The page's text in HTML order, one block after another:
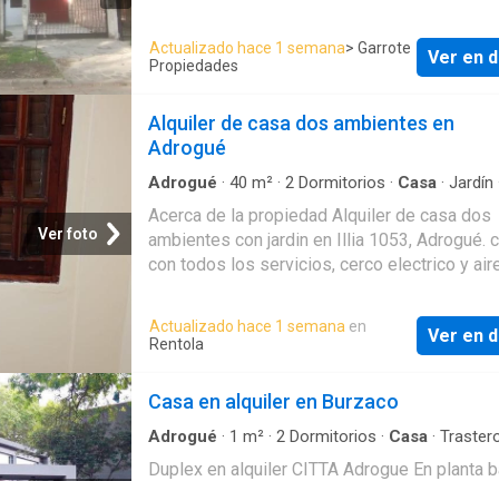
TERRAZA. COCHERA, PARQUE Y PARRILLA.
$1.200.000,= Foto no contractual ni vinculante. Las
medidas son orientativas y al solo efecto
estado parcelario y/o del título respectivo.
Actualizado hace 1 semana> Garrote
Propiedades
Ver en
Ver foto
Alquiler de casa dos ambientes en
Adrogué
Adrogué · 40 m² · 2 Dormitorios · Casa · Jardín ·
Acerca de la propiedad Alquiler de casa dos
ambientes con jardin en Illia 1053, Adrogué.
con todos los servicios, cerco electrico y
demostración de ingresos del inquilino y
(puede ser de propiedad, garantes con
Actualizado hace 1 semana en
Rentola
Ver en
Casa en alquiler en Burzaco
Adrogué · 1 m² · 2 Dormitorios · Casa ·
Duplex en alquiler CITTA Adrogue En planta